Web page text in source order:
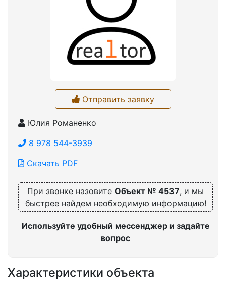
Отправить заявку
Юлия Романенко
8 978 544-3939
Скачать PDF
При звонке назовите Объект № 4537, и мы
быстрее найдем необходимую информацию!
Используйте удобный мессенджер и задайте
вопрос
Характеристики объекта